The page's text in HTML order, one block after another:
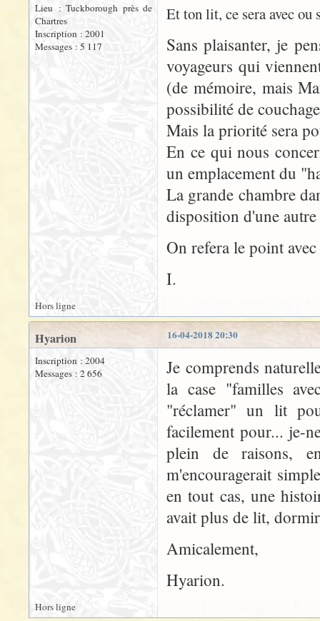
Lieu : Tuckborough près de
Chartres
Inscription : 2001
Messages : 5 117
Et ton lit, ce sera avec
Sans plaisanter, je
voyageurs qui
(de mémoire, mais
possibilité de
Mais la priorité sera
En ce qui nous
un emplacement du
La grande chambre
disposition d'une
On refera le point
I.
Hors ligne
16-04-2018 20:30
Hyarion
Inscription : 2004
Messages : 2 656
Je comprends
la case "familles
"réclamer" un lit
facilement pour... je-
plein de raisons,
m'encouragerait
en tout cas, une
avait plus de lit,
Amicalement,
Hyarion.
Hors ligne